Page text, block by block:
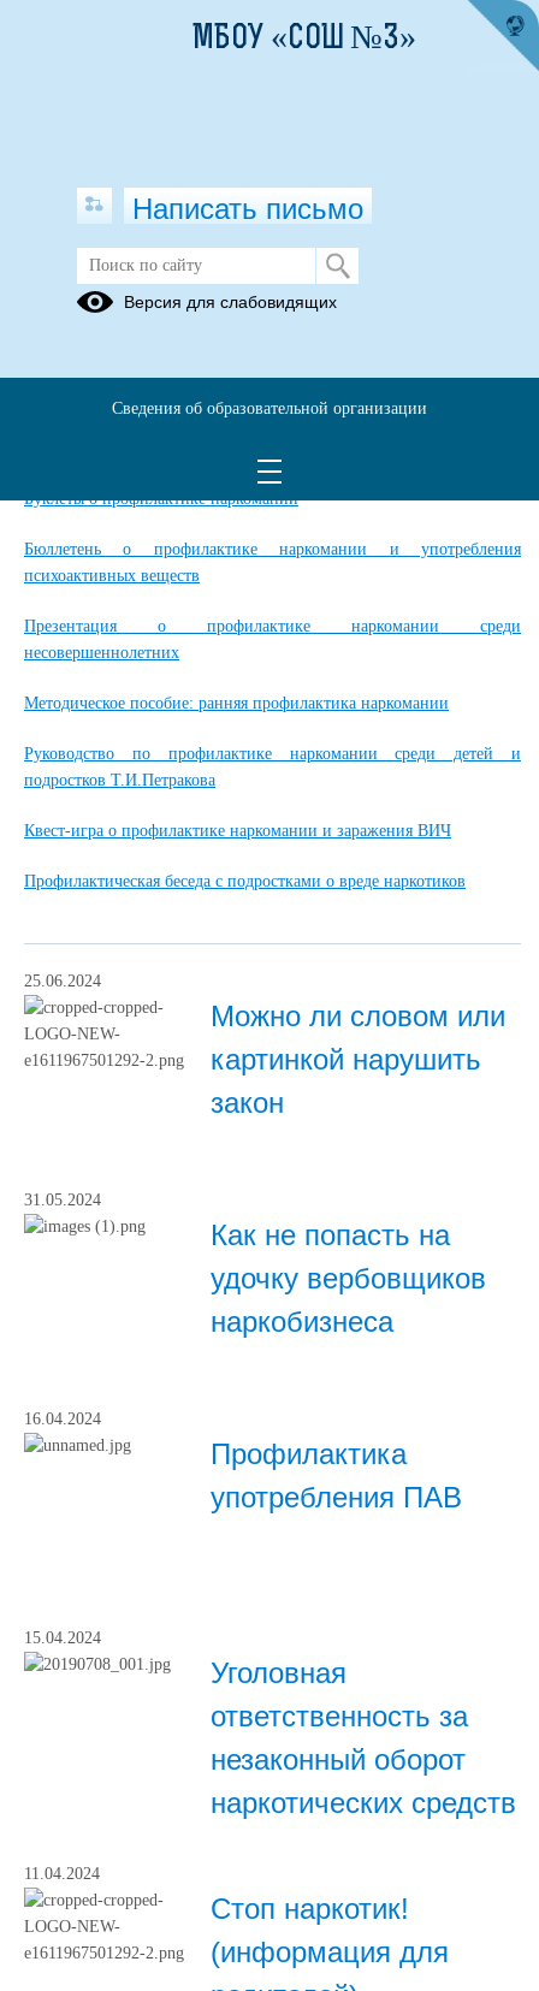
Профилактика вредных привычек
Буклеты о профилактике наркомании
Бюллетень о профилактике наркомании и употребления
психоактивных веществ
Презентация о профилактике наркомании среди
несовершеннолетних
Методическое пособие: ранняя профилактика наркомании
Руководство по профилактике наркомании среди детей и
подростков Т.И.Петракова
Квест-игра о профилактике наркомании и заражения ВИЧ
Профилактическая беседа с подростками о вреде наркотиков
25.06.2024
Можно ли словом или
картинкой нарушить
закон
31.05.2024
Как не попасть на
удочку вербовщиков
наркобизнеса
16.04.2024
Профилактика
употребления ПАВ
15.04.2024
Уголовная
ответственность за
незаконный оборот
наркотических средств
11.04.2024
Стоп наркотик!
(информация для
МБОУ «СОШ №3»
Написать письмо
Версия для слабовидящих
Сведения об образовательной организации